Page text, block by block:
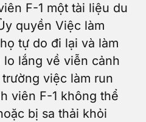
F-1 một tài liệu du
quyền Việc làm
tự do đi lại và làm
lắng về viễn cảnh
việc làm run
viên F-1 không thể
bị sa thải khỏi